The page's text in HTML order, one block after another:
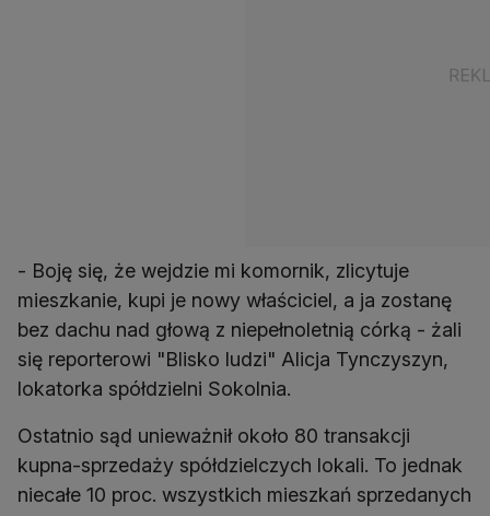
- Boję się, że wejdzie mi komornik, zlicytuje
mieszkanie, kupi je nowy właściciel, a ja zostanę
bez dachu nad głową z niepełnoletnią córką - żali
się reporterowi "Blisko ludzi" Alicja Tynczyszyn,
lokatorka spółdzielni Sokolnia.
Ostatnio sąd unieważnił około 80 transakcji
kupna-sprzedaży spółdzielczych lokali. To jednak
niecałe 10 proc. wszystkich mieszkań sprzedanych